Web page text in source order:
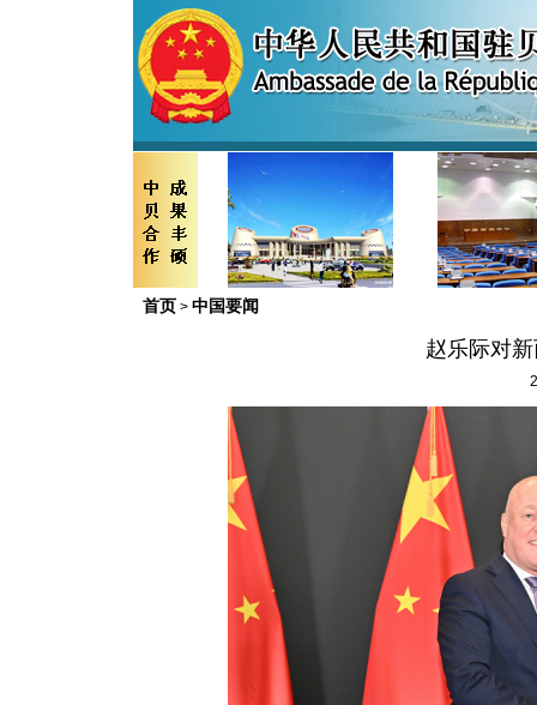
首页 > 中国要闻
赵乐际对